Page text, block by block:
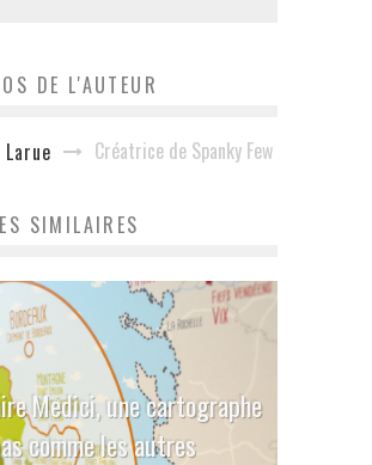
DE L'AUTEUR
Créatrice de Spanky Few
SIMILAIRES
Medici, une cartographe
comme les autres